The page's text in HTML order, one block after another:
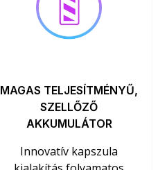
MAGAS TELJESÍTMÉNYŰ,
SZELLŐZŐ
AKKUMULÁTOR
Innovatív kapszula